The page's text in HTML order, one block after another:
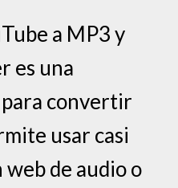
a MP3 y
es una
convertir
usar casi
de audio o